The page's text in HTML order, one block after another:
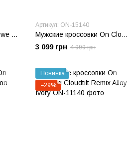
Женские кроссовки Loewe x ON Cloudtilt 2.0 White Pink
Артикул: ON-15140
Мужские кроссовки On Cloudtilt Clove Sand
3 099 грн 4 999 грн
Новинка
−29%